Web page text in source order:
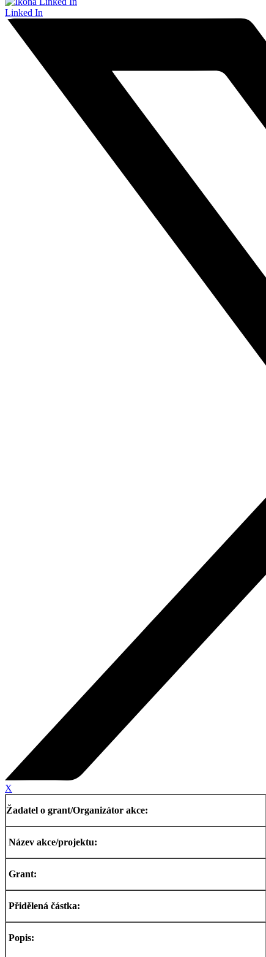
Linked In
X
Žadatel o grant/Organizátor akce:
Název akce/projektu:
Grant:
Přidělená částka:
Popis: